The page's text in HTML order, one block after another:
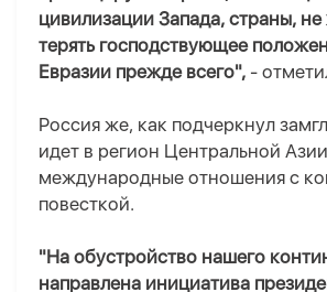
цивилизации Запада, страны,
терять господствующее
Евразии прежде всего", -
Россия же, как подчеркнул
идет в регион Центральной
международные отношения с
повесткой.
"На обустройство нашего
направлена инициатива